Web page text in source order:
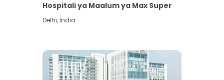
Hospitali ya Maalum ya Max Super
Delhi,India